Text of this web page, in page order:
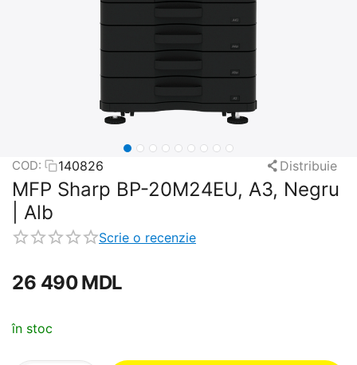
COD: 140826 Distribuie
MFP Sharp BP-20M24EU, A3, Negru
| Alb
Scrie o recenzie
26 490MDL
în stoc